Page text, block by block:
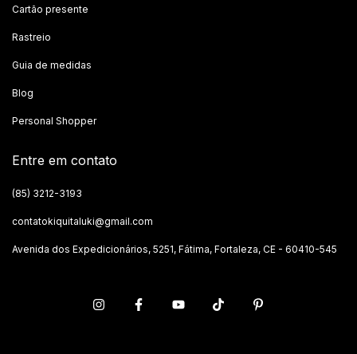
Cartão presente
Rastreio
Guia de medidas
Blog
Personal Shopper
Entre em contato
(85) 3212-3193
contatokiquitaluki@gmail.com
Avenida dos Expedicionários, 5251, Fátima, Fortaleza, CE - 60410-545